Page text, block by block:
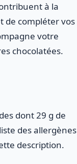
à la
de compléter vos
votre
chocolatées.
dont 29 g de
des allergènes
description.